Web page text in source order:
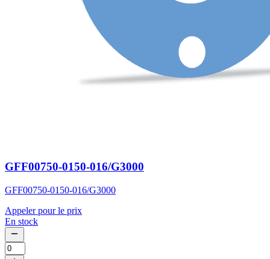
GFF00750-0150-016/G3000
GFF00750-0150-016/G3000
Appeler pour le prix
En stock